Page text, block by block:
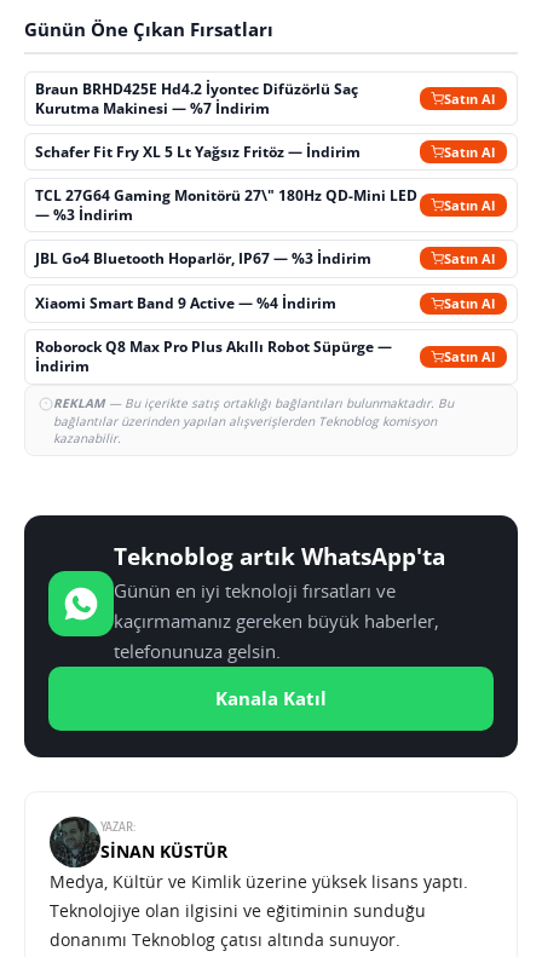
Günün Öne Çıkan Fırsatları
Braun BRHD425E Hd4.2 İyontec Difüzörlü Saç
Kurutma Makinesi — %7 İndirim
Satın Al
Schafer Fit Fry XL 5 Lt Yağsız Fritöz — İndirim Satın Al
TCL 27G64 Gaming Monitörü 27\" 180Hz QD-Mini LED
— %3 İndirim
Satın Al
JBL Go4 Bluetooth Hoparlör, IP67 — %3 İndirim Satın Al
Xiaomi Smart Band 9 Active — %4 İndirim Satın Al
Roborock Q8 Max Pro Plus Akıllı Robot Süpürge —
İndirim
Satın Al
REKLAM— Bu içerikte satış ortaklığı bağlantıları bulunmaktadır. Bu
bağlantılar üzerinden yapılan alışverişlerden Teknoblog komisyon
kazanabilir.
Teknoblog artık WhatsApp'ta
Günün en iyi teknoloji fırsatları ve
kaçırmamanız gereken büyük haberler,
telefonunuza gelsin.
Kanala Katıl
YAZAR:
SINAN KÜSTÜR
Medya, Kültür ve Kimlik üzerine yüksek lisans yaptı.
Teknolojiye olan ilgisini ve eğitiminin sunduğu
donanımı Teknoblog çatısı altında sunuyor.